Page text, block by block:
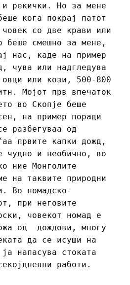
и рекички. Но за мене
кога покрај патот
со две крави или
беше смешно за мене,
нас, каде на пример
чува или надгледува
овци или кози, 500-800
Мојот прв впечаток
во Скопје беше
на пример поради
разбегуваа од
првите капки дожд,
чудно и необично, во
ние Монголите
на таквите природни
Во номадско-
при неговите
човекот номад е
од дождови, многу
да се исуши на
напасува стоката
работи.